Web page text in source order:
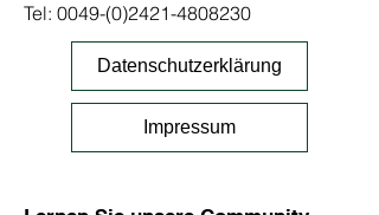
Tel: 0049-(0)2421-4808230
Datenschutzerklärung
Impressum